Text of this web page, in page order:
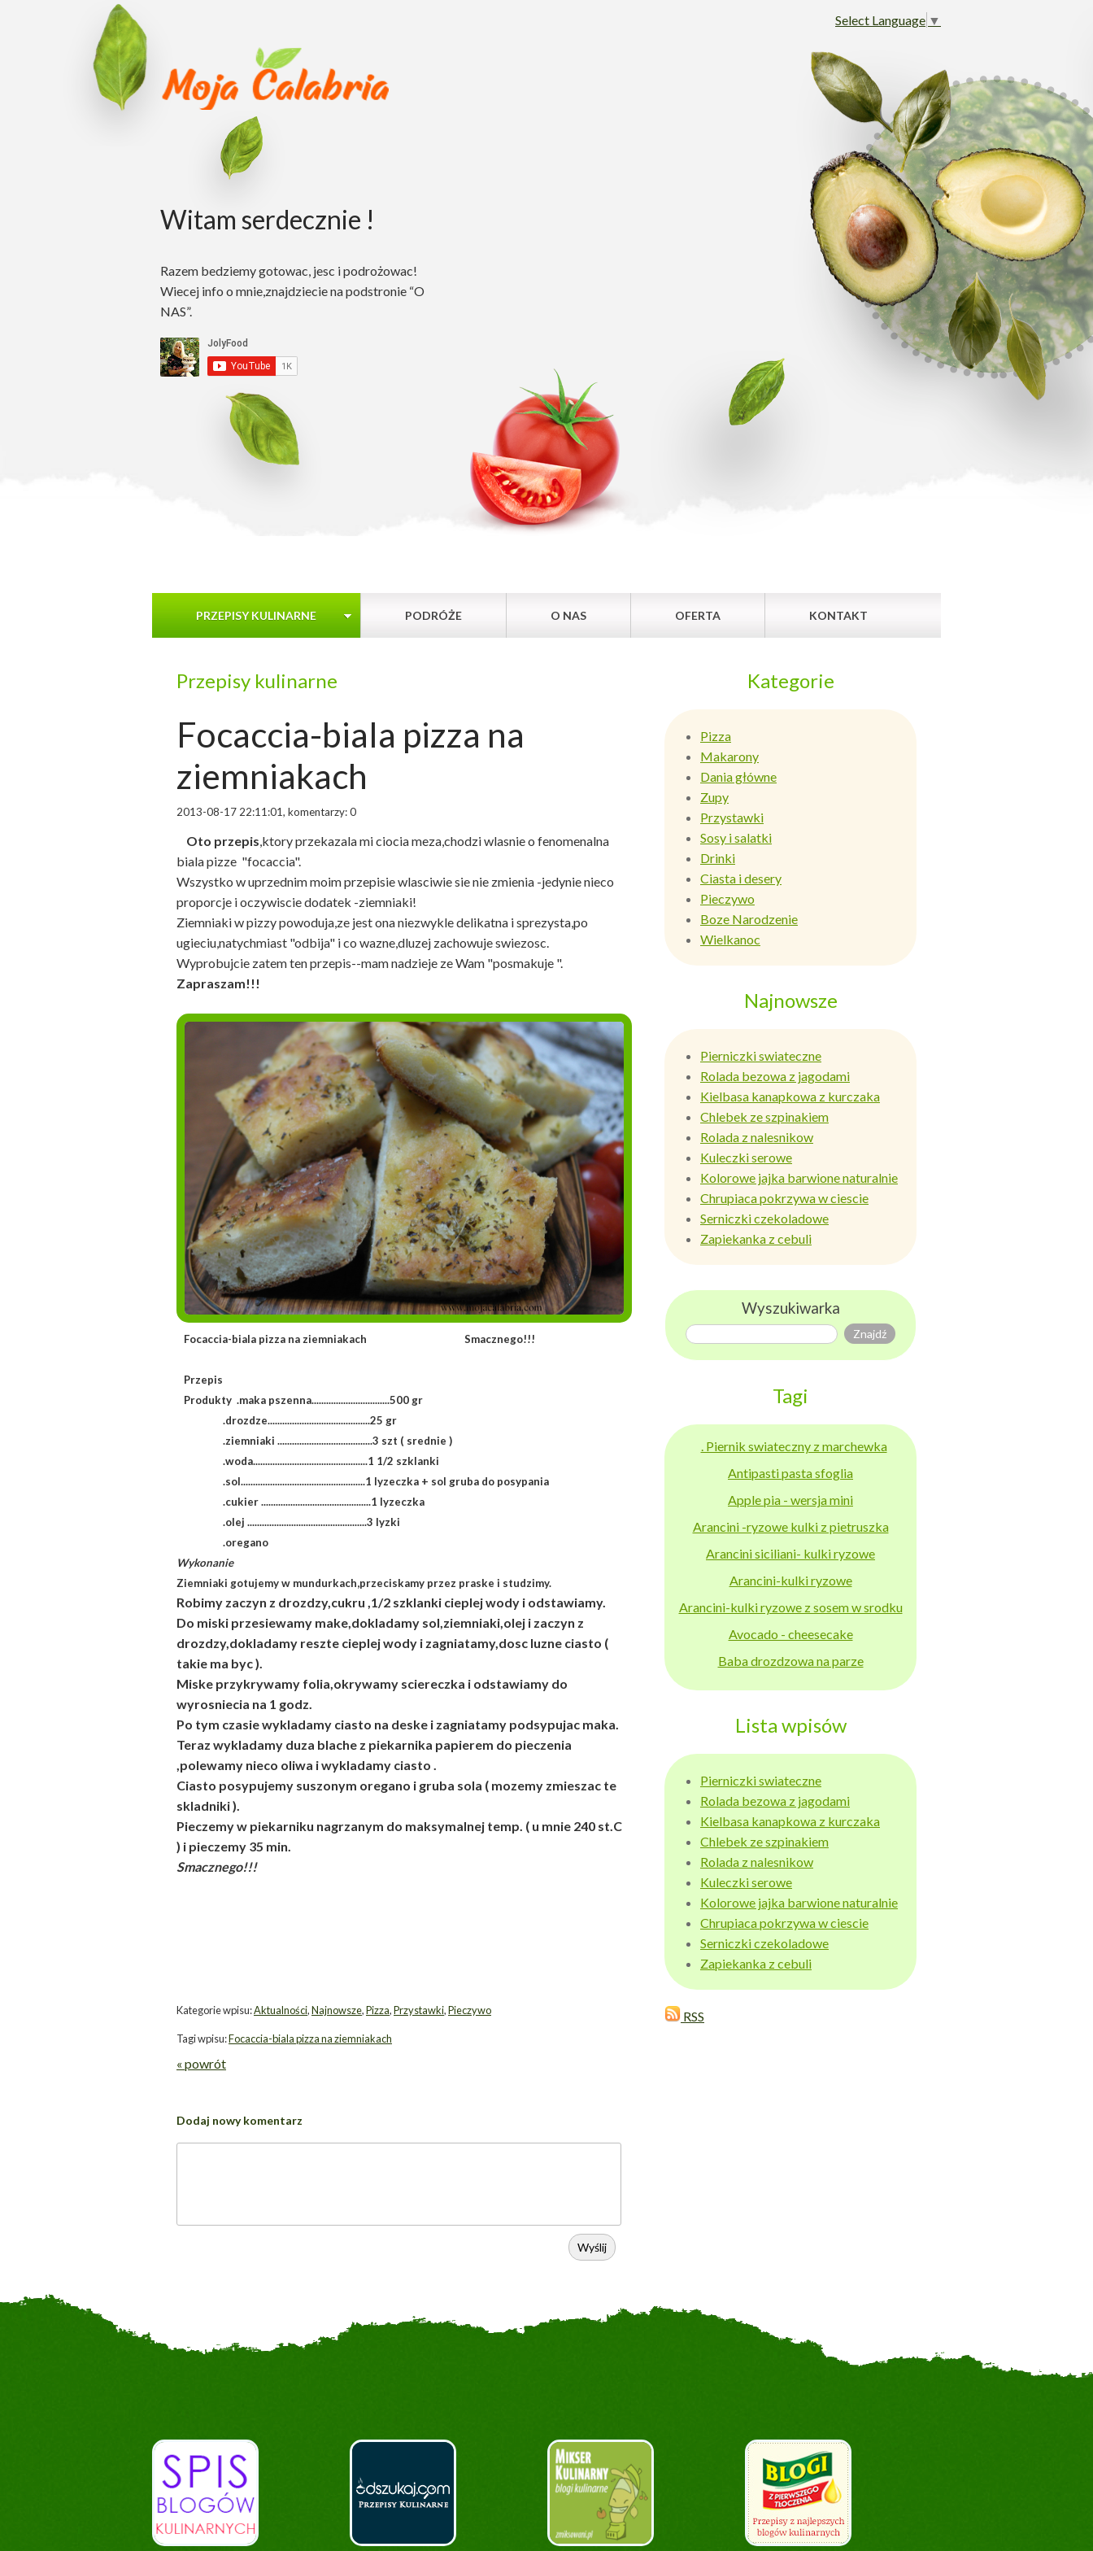
Witam serdecznie !
Razem bedziemy gotowac, jesc i podrożowac!
Wiecej info o mnie,znajdziecie na podstronie “O
NAS”.
Select Language ▼
PRZEPISY KULINARNE PODRÓŻE O NAS OFERTA KONTAKT
Przepisy kulinarne
Focaccia-biala pizza na
ziemniakach
2013-08-17 22:11:01, komentarzy: 0
Oto przepis,ktory przekazala mi ciocia meza,chodzi wlasnie o fenomenalna
biala pizze "focaccia".
Wszystko w uprzednim moim przepisie wlasciwie sie nie zmienia -jedynie nieco
proporcje i oczywiscie dodatek -ziemniaki!
Ziemniaki w pizzy powoduja,ze jest ona niezwykle delikatna i sprezysta,po
ugieciu,natychmiast "odbija" i co wazne,dluzej zachowuje swiezosc.
Wyprobujcie zatem ten przepis--mam nadzieje ze Wam "posmakuje ".
Zapraszam!!!
Focaccia-biala pizza na ziemniakach Smacznego!!!
Przepis
Produkty .maka pszenna................................500 gr
.drozdze..........................................25 gr
.ziemniaki .......................................3 szt ( srednie )
.woda...............................................1 1/2 szklanki
.sol...................................................1 lyzeczka + sol gruba do posypania
.cukier .............................................1 lyzeczka
.olej .................................................3 lyzki
.oregano
Wykonanie
Ziemniaki gotujemy w mundurkach,przeciskamy przez praske i studzimy.
Robimy zaczyn z drozdzy,cukru ,1/2 szklanki cieplej wody i odstawiamy.
Do miski przesiewamy make,dokladamy sol,ziemniaki,olej i zaczyn z
drozdzy,dokladamy reszte cieplej wody i zagniatamy,dosc luzne ciasto (
takie ma byc ).
Miske przykrywamy folia,okrywamy sciereczka i odstawiamy do
wyrosniecia na 1 godz.
Po tym czasie wykladamy ciasto na deske i zagniatamy podsypujac maka.
Teraz wykladamy duza blache z piekarnika papierem do pieczenia
,polewamy nieco oliwa i wykladamy ciasto .
Ciasto posypujemy suszonym oregano i gruba sola ( mozemy zmieszac te
skladniki ).
Pieczemy w piekarniku nagrzanym do maksymalnej temp. ( u mnie 240 st.C
) i pieczemy 35 min.
Smacznego!!!
Kategorie wpisu:Aktualności,Najnowsze,Pizza,Przystawki,Pieczywo
Tagi wpisu:Focaccia-biala pizza na ziemniakach
« powrót
Dodaj nowy komentarz
Wyślij
Kategorie
Pizza
Makarony
Dania główne
Zupy
Przystawki
Sosy i salatki
Drinki
Ciasta i desery
Pieczywo
Boze Narodzenie
Wielkanoc
Najnowsze
Pierniczki swiateczne
Rolada bezowa z jagodami
Kielbasa kanapkowa z kurczaka
Chlebek ze szpinakiem
Rolada z nalesnikow
Kuleczki serowe
Kolorowe jajka barwione naturalnie
Chrupiaca pokrzywa w ciescie
Serniczki czekoladowe
Zapiekanka z cebuli
Wyszukiwarka
Tagi
. Piernik swiateczny z marchewka
Antipasti pasta sfoglia
Apple pia - wersja mini
Arancini -ryzowe kulki z pietruszka
Arancini siciliani- kulki ryzowe
Arancini-kulki ryzowe
Arancini-kulki ryzowe z sosem w srodku
Avocado - cheesecake
Baba drozdzowa na parze
Lista wpisów
Pierniczki swiateczne
Rolada bezowa z jagodami
Kielbasa kanapkowa z kurczaka
Chlebek ze szpinakiem
Rolada z nalesnikow
Kuleczki serowe
Kolorowe jajka barwione naturalnie
Chrupiaca pokrzywa w ciescie
Serniczki czekoladowe
Zapiekanka z cebuli
RSS